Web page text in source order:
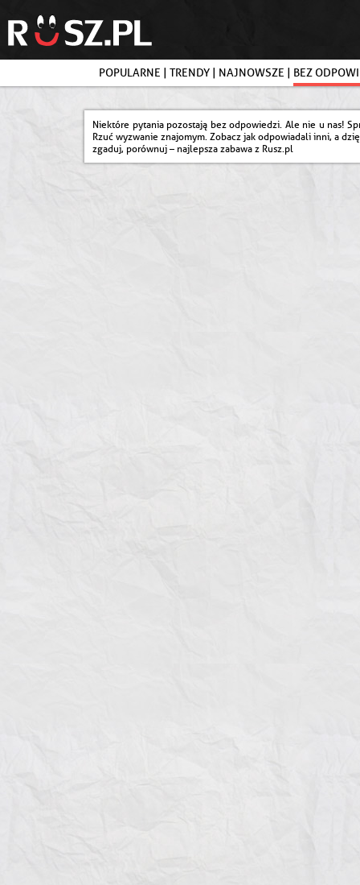
POPULARNE | TRENDY | NAJNOWSZE | BEZ
Niektóre pytania pozostają bez odpowiedzi. Ale nie u nas!
Rzuć wyzwanie znajomym. Zobacz jak odpowiadali inni, a
zgaduj, porównuj – najlepsza zabawa z Rusz.pl